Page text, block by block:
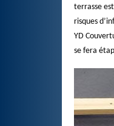
terrasse
risques
YD
se fera